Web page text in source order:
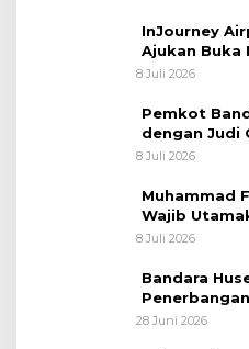
InJourney
Ajukan Buka
Internasional
8 Juli 2026
Pemkot
dengan Judi
Terancam
8 Juli 2026
Muhammad
Wajib
Penolakan
8 Juli 2026
Bandara
Tahap
28 Juni 2026